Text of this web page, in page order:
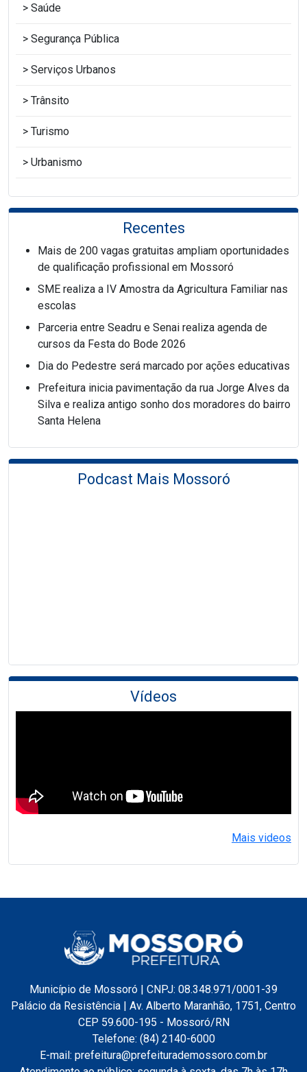
Saúde
Segurança Pública
Serviços Urbanos
Trânsito
Turismo
Urbanismo
Recentes
Mais de 200 vagas gratuitas ampliam oportunidades
de qualificação profissional em Mossoró
SME realiza a IV Amostra da Agricultura Familiar nas
escolas
Parceria entre Seadru e Senai realiza agenda de
cursos da Festa do Bode 2026
Dia do Pedestre será marcado por ações educativas
Prefeitura inicia pavimentação da rua Jorge Alves da
Silva e realiza antigo sonho dos moradores do bairro
Santa Helena
Podcast Mais Mossoró
Vídeos
Mais videos
Município de Mossoró | CNPJ: 08.348.971/0001-39
Palácio da Resistência | Av. Alberto Maranhão, 1751, Centro
CEP 59.600-195 - Mossoró/RN
Telefone: (84) 2140-6000
E-mail: prefeitura@prefeiturademossoro.com.br